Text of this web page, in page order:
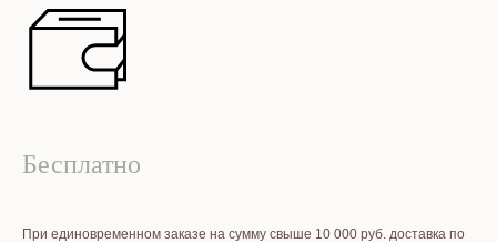
Бесплатно
При единовременном заказе на сумму свыше 10 000 руб. доставка по